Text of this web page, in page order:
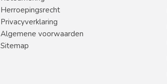
Herroepingsrecht
Privacyverklaring
Algemene voorwaarden
Sitemap